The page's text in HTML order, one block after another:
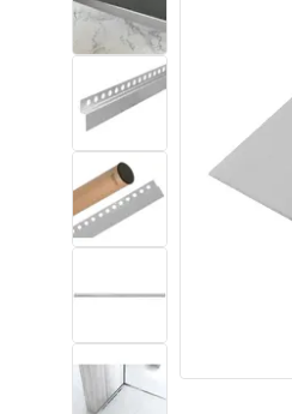
Toiletten
Wastafels
Baden en badwanden
Douches
Keuken